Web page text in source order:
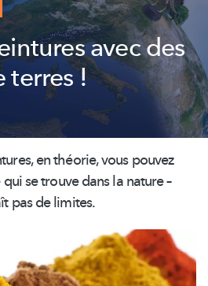
avec des
terres !
en théorie, vous pouvez
se trouve dans la nature –
pas de limites.